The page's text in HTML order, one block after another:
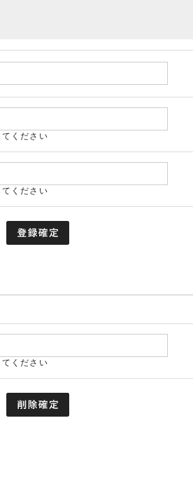
ください
ください
ください